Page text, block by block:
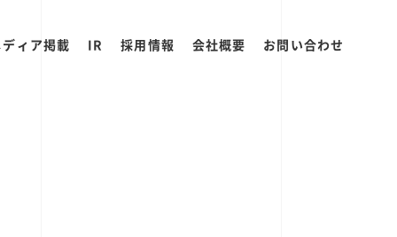
ィア掲載 IR 採用情報 会社概要 お問い合わせ